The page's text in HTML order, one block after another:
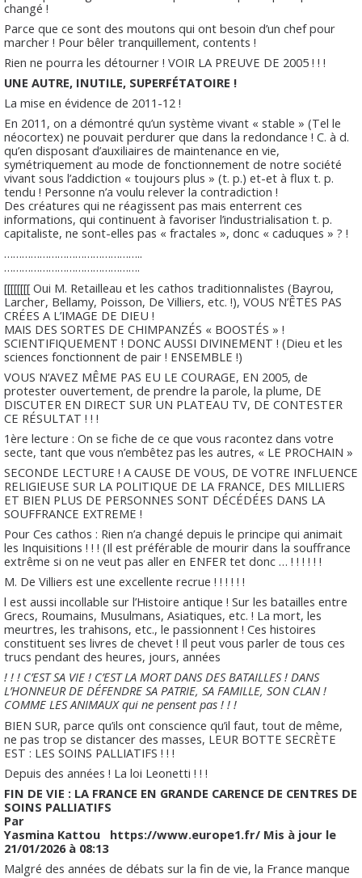
changé !
Parce que ce sont des moutons qui ont besoin d’un chef pour
marcher ! Pour bêler tranquillement, contents !
Rien ne pourra les détourner ! VOIR LA PREUVE DE 2005 ! ! !
UNE AUTRE, INUTILE, SUPERFÉTATOIRE !
La mise en évidence de 2011-12 !
En 2011, on a démontré qu’un système vivant « stable » (Tel le
néocortex) ne pouvait perdurer que dans la redondance ! C. à d.
qu’en disposant d’auxiliaires de maintenance en vie,
symétriquement au mode de fonctionnement de notre société
vivant sous l’addiction « toujours plus » (t. p.) et-et à flux t. p.
tendu ! Personne n’a voulu relever la contradiction !
Des créatures qui ne réagissent pas mais enterrent ces
informations, qui continuent à favoriser l’industrialisation t. p.
capitaliste, ne sont-elles pas « fractales », donc « caduques » ? !
………………………………………..
……………………………………….
[[[[[[[[ Oui M. Retailleau et les cathos traditionnalistes (Bayrou,
Larcher, Bellamy, Poisson, De Villiers, etc. !), VOUS N’ÊTES PAS
CRÉES A L’IMAGE DE DIEU !
MAIS DES SORTES DE CHIMPANZÉS « BOOSTÉS » !
SCIENTIFIQUEMENT ! DONC AUSSI DIVINEMENT ! (Dieu et les
sciences fonctionnent de pair ! ENSEMBLE !)
VOUS N’AVEZ MÊME PAS EU LE COURAGE, EN 2005, de
protester ouvertement, de prendre la parole, la plume, DE
DISCUTER EN DIRECT SUR UN PLATEAU TV, DE CONTESTER
CE RÉSULTAT ! ! !
1ère lecture : On se fiche de ce que vous racontez dans votre
secte, tant que vous n’embêtez pas les autres, « LE PROCHAIN »
SECONDE LECTURE ! A CAUSE DE VOUS, DE VOTRE INFLUENCE
RELIGIEUSE SUR LA POLITIQUE DE LA FRANCE, DES MILLIERS
ET BIEN PLUS DE PERSONNES SONT DÉCÉDÉES DANS LA
SOUFFRANCE EXTREME !
Pour Ces cathos : Rien n’a changé depuis le principe qui animait
les Inquisitions ! ! ! (Il est préférable de mourir dans la souffrance
extrême si on ne veut pas aller en ENFER tet donc … ! ! ! ! ! !
M. De Villiers est une excellente recrue ! ! ! ! ! !
l est aussi incollable sur l’Histoire antique ! Sur les batailles entre
Grecs, Roumains, Musulmans, Asiatiques, etc. ! La mort, les
meurtres, les trahisons, etc., le passionnent ! Ces histoires
constituent ses livres de chevet ! Il peut vous parler de tous ces
trucs pendant des heures, jours, années
! ! ! C’EST SA VIE ! C’EST LA MORT DANS DES BATAILLES ! DANS
L’HONNEUR DE DÉFENDRE SA PATRIE, SA FAMILLE, SON CLAN !
COMME LES ANIMAUX qui ne pensent pas ! ! !
BIEN SUR, parce qu’ils ont conscience qu’il faut, tout de même,
ne pas trop se distancer des masses, LEUR BOTTE SECRÈTE
EST : LES SOINS PALLIATIFS ! ! !
Depuis des années ! La loi Leonetti ! ! !
FIN DE VIE : LA FRANCE EN GRANDE CARENCE DE CENTRES DE
SOINS PALLIATIFS
Par
Yasmina Kattou https://www.europe1.fr/ Mis à jour le
21/01/2026 à 08:13
Malgré des années de débats sur la fin de vie, la France manque